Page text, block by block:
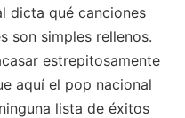
dicta qué canciones
son simples rellenos.
estrepitosamente
aquí el pop nacional
lista de éxitos